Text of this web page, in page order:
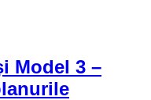
Model 3 –